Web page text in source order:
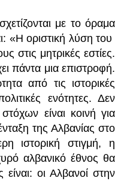
με το όραμα
«Η οριστική λύση του
στις μητρικές εστίες.
πάντα μια επιστροφή.
από τις ιστορικές
ενότητες. Δεν
είναι κοινή για
της Αλβανίας στο
ιστορική στιγμή, η
αλβανικό έθνος θα
οι Αλβανοί στην